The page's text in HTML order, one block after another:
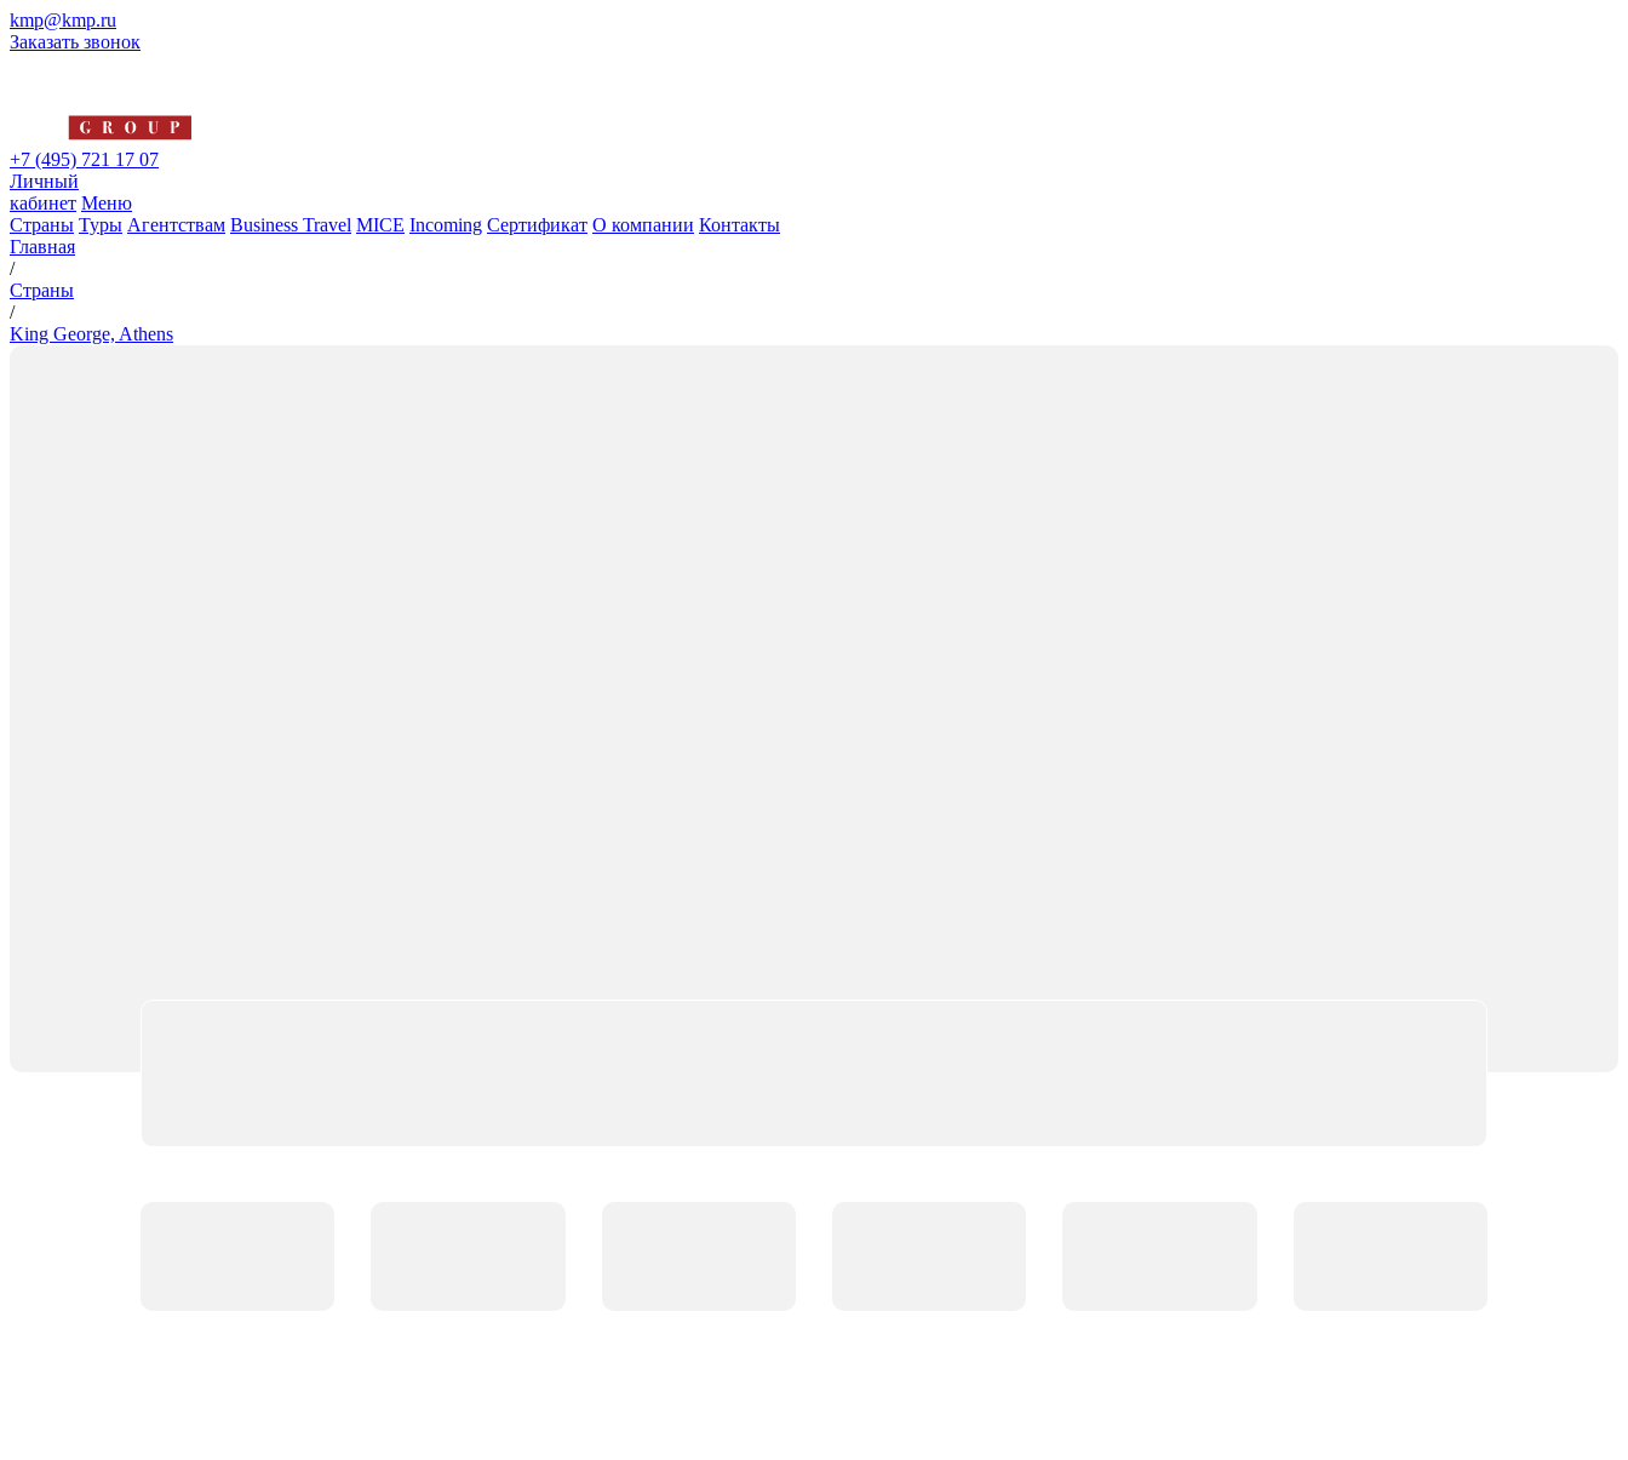
kmp@kmp.ru
Заказать звонок
+7 (495) 721 17 07
Личный
кабинет Меню
Страны Туры Агентствам Business Travel MICE Incoming Сертификат О компании Контакты
Главная
/
Страны
/
King George, Athens